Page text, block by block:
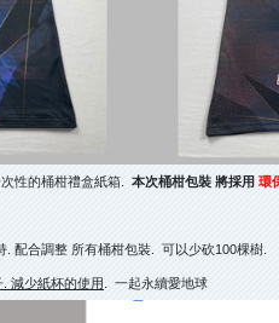
性的桶柑禮盒紙箱. 本次桶柑包裝 將採用 環
. 配合調整 所有桶柑包裝. 可以少砍100棵樹.
減少紙杯的使用 . 一起永續愛地球